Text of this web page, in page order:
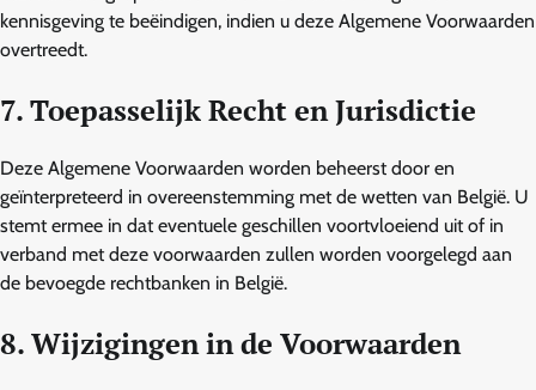
kennisgeving te beëindigen, indien u deze Algemene Voorwaarden
overtreedt.
7. Toepasselijk Recht en Jurisdictie
Deze Algemene Voorwaarden worden beheerst door en
geïnterpreteerd in overeenstemming met de wetten van België. U
stemt ermee in dat eventuele geschillen voortvloeiend uit of in
verband met deze voorwaarden zullen worden voorgelegd aan
de bevoegde rechtbanken in België.
8. Wijzigingen in de Voorwaarden